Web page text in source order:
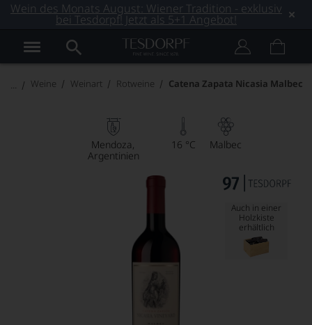
Wein des Monats August: Wiener Tradition - exklusiv
bei Tesdorpf! Jetzt als 5+1 Angebot!
Weine Weinart Rotweine Catena Zapata Nicasia Malbec
Mendoza
Argentinien
16 °C Malbec
Auch in einer
Holzkiste
erhältlich